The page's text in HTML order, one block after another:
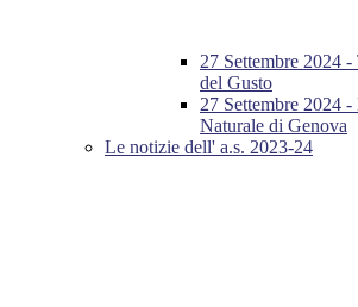
27 Settembre 2024
del Gusto
27 Settembre 2024
Naturale di Genova
Le notizie dell' a.s. 2023-24